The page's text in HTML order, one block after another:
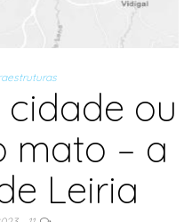
ou
mato – a
Leiria